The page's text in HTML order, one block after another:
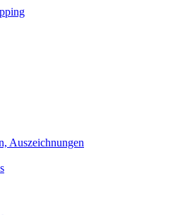
Auszeichnungen